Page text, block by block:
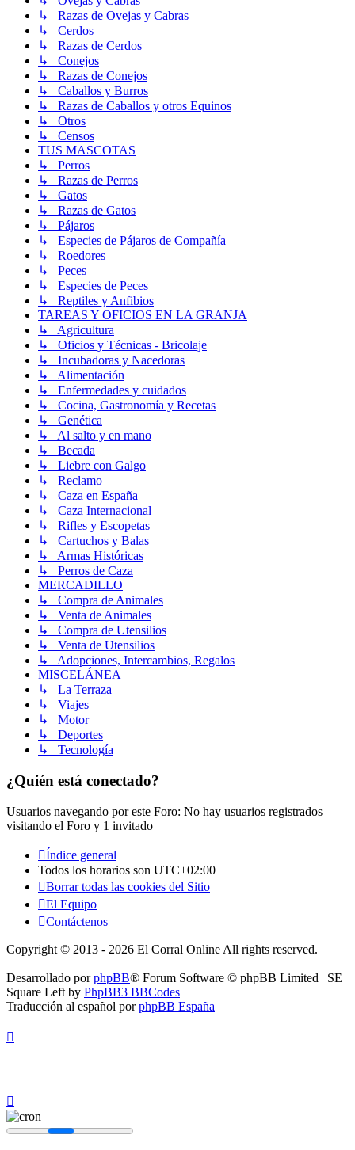
↳ Razas de Ovejas y Cabras
↳ Cerdos
↳ Razas de Cerdos
↳ Conejos
↳ Razas de Conejos
↳ Caballos y Burros
↳ Razas de Caballos y otros Equinos
↳ Otros
↳ Censos
TUS MASCOTAS
↳ Perros
↳ Razas de Perros
↳ Gatos
↳ Razas de Gatos
↳ Pájaros
↳ Especies de Pájaros de Compañía
↳ Roedores
↳ Peces
↳ Especies de Peces
↳ Reptiles y Anfibios
TAREAS Y OFICIOS EN LA GRANJA
↳ Agricultura
↳ Oficios y Técnicas - Bricolaje
↳ Incubadoras y Nacedoras
↳ Alimentación
↳ Enfermedades y cuidados
↳ Cocina, Gastronomía y Recetas
↳ Genética
↳ Al salto y en mano
↳ Becada
↳ Liebre con Galgo
↳ Reclamo
↳ Caza en España
↳ Caza Internacional
↳ Rifles y Escopetas
↳ Cartuchos y Balas
↳ Armas Históricas
↳ Perros de Caza
MERCADILLO
↳ Compra de Animales
↳ Venta de Animales
↳ Compra de Utensilios
↳ Venta de Utensilios
↳ Adopciones, Intercambios, Regalos
MISCELÁNEA
↳ La Terraza
↳ Viajes
↳ Motor
↳ Deportes
↳ Tecnología
¿Quién está conectado?
Usuarios navegando por este Foro: No hay usuarios registrados
visitando el Foro y 1 invitado
Índice general
Todos los horarios son UTC+02:00
Borrar todas las cookies del Sitio
El Equipo
Contáctenos
Copyright © 2013 - 2026 El Corral Online All rights reserved.
Desarrollado porphpBB® Forum Software © phpBB Limited | SE
Square Left by PhpBB3 BBCodes
Traducción al español porphpBB España